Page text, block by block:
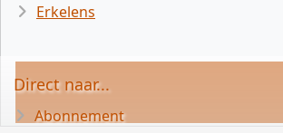
Erkelens
Direct naar...
Abonnement